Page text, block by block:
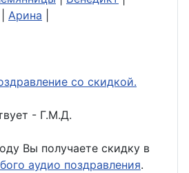
Арина
со скидкой.
- Г.М.Д.
Вы получаете скидку в
аудио поздравления.